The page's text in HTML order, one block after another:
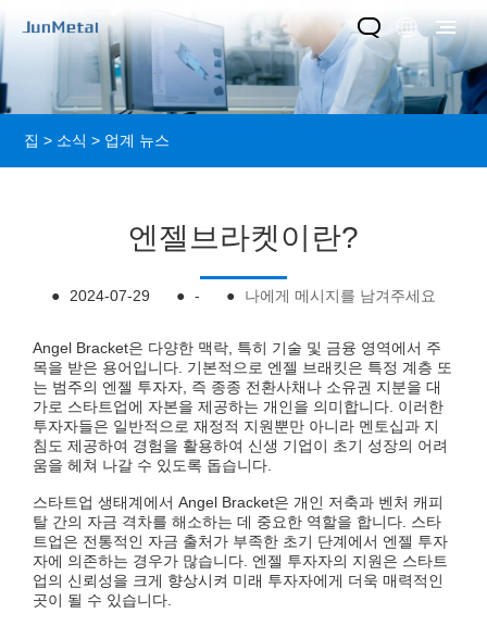
집 > 소식 > 업계 뉴스
엔젤브라켓이란?
● 2024-07-29 ● - ● 나에게 메시지를 남겨주세요
Angel Bracket은 다양한 맥락, 특히 기술 및 금융 영역에서 주
목을 받은 용어입니다. 기본적으로 엔젤 브래킷은 특정 계층 또
는 범주의 엔젤 투자자, 즉 종종 전환사채나 소유권 지분을 대
가로 스타트업에 자본을 제공하는 개인을 의미합니다. 이러한
투자자들은 일반적으로 재정적 지원뿐만 아니라 멘토십과 지
침도 제공하여 경험을 활용하여 신생 기업이 초기 성장의 어려
움을 헤쳐 나갈 수 있도록 돕습니다.
스타트업 생태계에서 Angel Bracket은 개인 저축과 벤처 캐피
탈 간의 자금 격차를 해소하는 데 중요한 역할을 합니다. 스타
트업은 전통적인 자금 출처가 부족한 초기 단계에서 엔젤 투자
자에 의존하는 경우가 많습니다. 엔젤 투자자의 지원은 스타트
업의 신뢰성을 크게 향상시켜 미래 투자자에게 더욱 매력적인
곳이 될 수 있습니다.